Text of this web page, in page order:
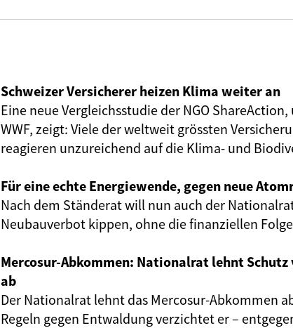
Schweizer Versicherer heizen Klima weiter an
Eine neue Vergleichsstudie der NGO
WWF, zeigt: Viele der weltweit grössten
reagieren unzureichend auf die Klima- und
Für eine echte Energiewende, gegen neue
Nach dem Ständerat will nun auch der
Neubauverbot kippen, ohne die finanziellen
Mercosur-Abkommen: Nationalrat lehnt
ab
Der Nationalrat lehnt das Mercosur-Abkommen
Regeln gegen Entwaldung verzichtet er –